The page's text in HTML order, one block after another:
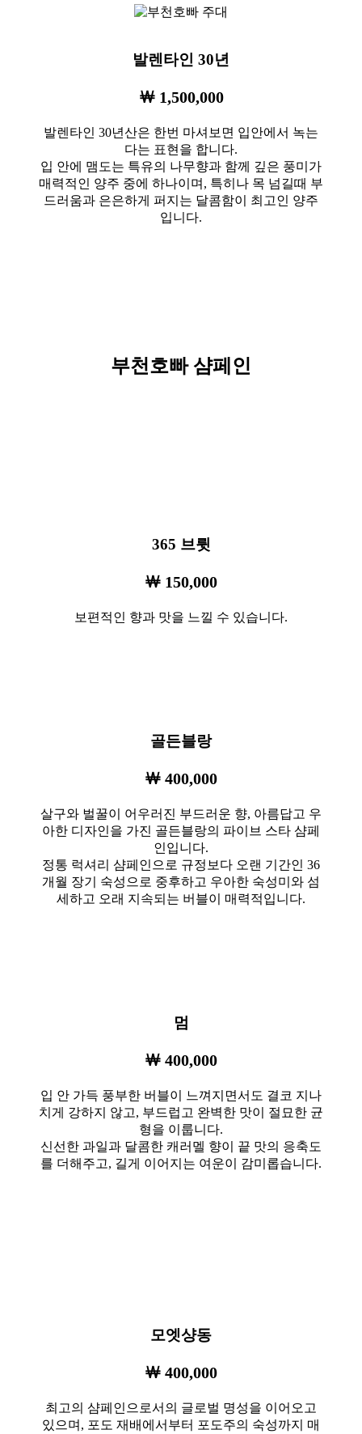
발렌타인 30년
￦ 1,500,000
발렌타인 30년산은 한번 마셔보면 입안에서 녹는
다는 표현을 합니다.
입 안에 맴도는 특유의 나무향과 함께 깊은 풍미가
매력적인 양주 중에 하나이며, 특히나 목 넘길때 부
드러움과 은은하게 퍼지는 달콤함이 최고인 양주
입니다.
부천호빠 샴페인
365 브륏
￦ 150,000
보편적인 향과 맛을 느낄 수 있습니다.
골든블랑
￦ 400,000
살구와 벌꿀이 어우러진 부드러운 향, 아름답고 우
아한 디자인을 가진 골든블랑의 파이브 스타 샴페
인입니다.
정통 럭셔리 샴페인으로 규정보다 오랜 기간인 36
개월 장기 숙성으로 중후하고 우아한 숙성미와 섬
세하고 오래 지속되는 버블이 매력적입니다.
멈
￦ 400,000
입 안 가득 풍부한 버블이 느껴지면서도 결코 지나
치게 강하지 않고, 부드럽고 완벽한 맛이 절묘한 균
형을 이룹니다.
신선한 과일과 달콤한 캐러멜 향이 끝 맛의 응축도
를 더해주고, 길게 이어지는 여운이 감미롭습니다.
모엣샹동
￦ 400,000
최고의 샴페인으로서의 글로벌 명성을 이어오고
있으며, 포도 재배에서부터 포도주의 숙성까지 매